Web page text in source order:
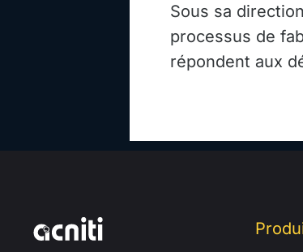
Sous sa
processus de
répondent aux